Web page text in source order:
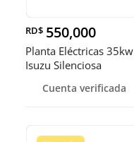
RD$ 550,000
Planta Eléctricas 35kw
Isuzu Silenciosa
Cuenta verificada